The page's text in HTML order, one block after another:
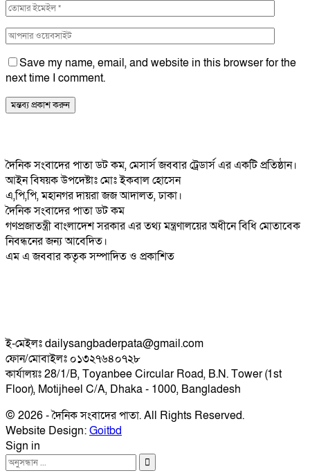
Save my name, email, and website in this browser for the
next time I comment.
দৈনিক সংবাদের পাতা ডট কম, মেসার্স জববার ট্রেডার্স এর একটি প্রতিষ্ঠান।
আইন বিষয়ক উপদেষ্টাঃ মোঃ ইকবাল হোসেন
এ,পি,পি, মহানগর দায়রা জজ আদালত, ঢাকা।
দৈনিক সংবাদের পাতা ডট কম
গণপ্রজাতন্ত্রী বাংলাদেশ সরকার এর তথ্য মন্ত্রণালয়ের অধীনে বিধি মোতাবেক
নিবন্ধনের জন্য আবেদিত।
এম এ জববার কতৃক সম্পাদিত ও প্রকাশিত
ই-মেইলঃ dailysangbaderpata@gmail.com
ফোন/মোবাইলঃ ০১৩২৭৬৪০৭২৮
কার্যালয়ঃ 28/1/B, Toyanbee Circular Road, B.N. Tower (1st
Floor), Motijheel C/A, Dhaka - 1000, Bangladesh
© 2026 - দৈনিক সংবাদের পাতা. All Rights Reserved.
Website Design:Goitbd
Sign in